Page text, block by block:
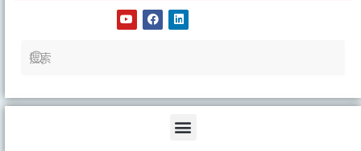
Y
o
F
a
L
i
Menu